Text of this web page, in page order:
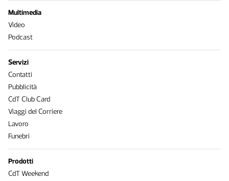
Multimedia
Video
Podcast
Servizi
Contatti
Pubblicità
CdT Club Card
Viaggi del Corriere
Lavoro
Funebri
Prodotti
CdT Weekend